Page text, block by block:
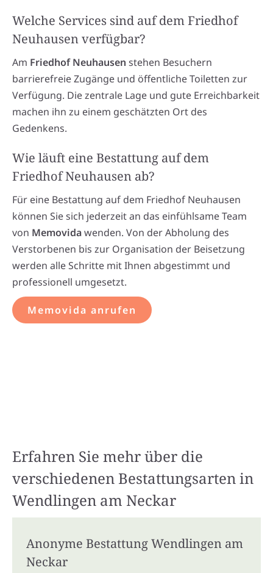
Welche Services sind auf dem Friedhof
Neuhausen verfügbar?
Am Friedhof Neuhausen stehen Besuchern
barrierefreie Zugänge und öffentliche Toiletten zur
Verfügung. Die zentrale Lage und gute Erreichbarkeit
machen ihn zu einem geschätzten Ort des
Gedenkens.
Wie läuft eine Bestattung auf dem
Friedhof Neuhausen ab?
Für eine Bestattung auf dem Friedhof Neuhausen
können Sie sich jederzeit an das einfühlsame Team
von Memovidawenden. Von der Abholung des
Verstorbenen bis zur Organisation der Beisetzung
werden alle Schritte mit Ihnen abgestimmt und
professionell umgesetzt.
Memovida anrufen
Erfahren Sie mehr über die
verschiedenen Bestattungsarten in
Wendlingen am Neckar
Anonyme Bestattung Wendlingen am
Neckar